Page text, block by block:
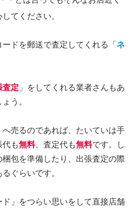
てください。
ドを郵送で査定してくれる「 ネ
査定 」をしてくれる業者さんもあ
う。
へ売るのであれば、たいていは手
代も無料、査定代も無料です。し
包を準備したり、出張査定の際
ぐらいです。
」をつらい思いをして直接店舗